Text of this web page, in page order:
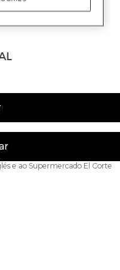
e ao Supermercado El Corte